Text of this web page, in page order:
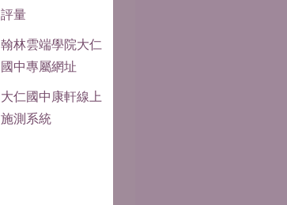
評量
翰林雲端學院大仁
國中專屬網址
大仁國中康軒線上
施測系統